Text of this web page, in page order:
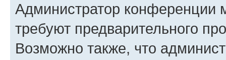
Администратор конференции
требуют предварительного
Возможно также, что